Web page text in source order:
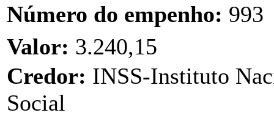
Número do empenho: 993
Valor: 3.240,15
Credor: INSS-Instituto
Social